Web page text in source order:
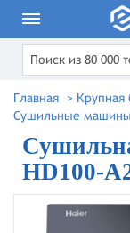
Главная > Крупная
Сушильные
HD100-